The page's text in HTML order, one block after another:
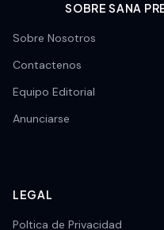
SOBRE SANA
Sobre Nosotros
Contactenos
Equipo Editorial
Anunciarse
LEGAL
Poltica de Privacidad